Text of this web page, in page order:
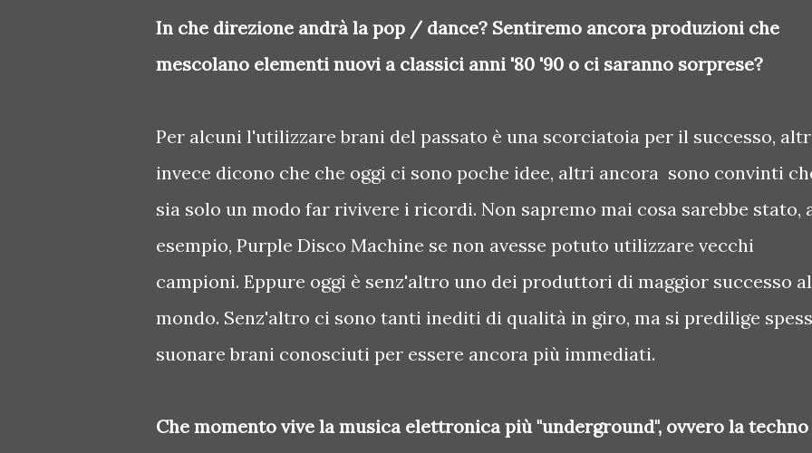
In che direzione andrà la pop / dance? Sentiremo ancora produzioni che
mescolano elementi nuovi a classici anni '80 '90 o ci saranno sorprese?
Per alcuni l'utilizzare brani del passato è una scorciatoia per il successo,
invece dicono che che oggi ci sono poche idee, altri ancora sono convinti
sia solo un modo far rivivere i ricordi. Non sapremo mai cosa sarebbe stato,
esempio, Purple Disco Machine se non avesse potuto utilizzare vecchi
campioni. Eppure oggi è senz'altro uno dei produttori di maggior successo al
mondo. Senz'altro ci sono tanti inediti di qualità in giro, ma si predilige
suonare brani conosciuti per essere ancora più immediati.
Che momento vive la musica elettronica più "underground", ovvero la techno